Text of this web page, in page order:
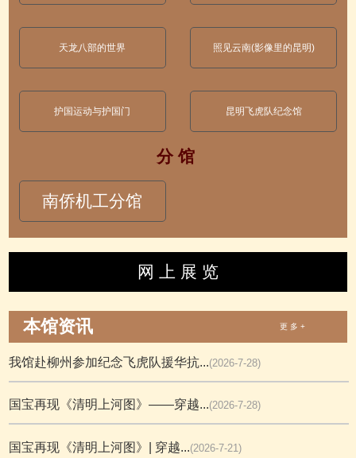
天龙八部的世界 照见云南(影像里的昆明)
护国运动与护国门 昆明飞虎队纪念馆
分 馆
南侨机工分馆
网 上 展 览
本馆资讯 更 多 +
我馆赴柳州参加纪念飞虎队援华抗...(2026-7-28)
国宝再现《清明上河图》——穿越...(2026-7-28)
国宝再现《清明上河图》| 穿越...(2026-7-21)